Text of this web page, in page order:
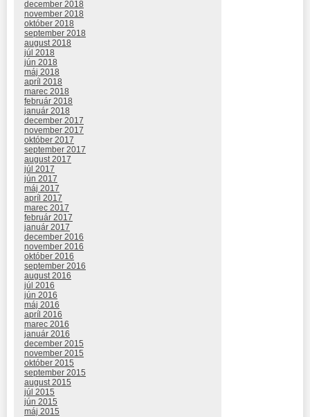
december 2018
november 2018
október 2018
september 2018
august 2018
júl 2018
jún 2018
máj 2018
apríl 2018
marec 2018
február 2018
január 2018
december 2017
november 2017
október 2017
september 2017
august 2017
júl 2017
jún 2017
máj 2017
apríl 2017
marec 2017
február 2017
január 2017
december 2016
november 2016
október 2016
september 2016
august 2016
júl 2016
jún 2016
máj 2016
apríl 2016
marec 2016
január 2016
december 2015
november 2015
október 2015
september 2015
august 2015
júl 2015
jún 2015
máj 2015